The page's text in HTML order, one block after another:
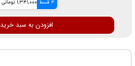
4 قسط 1,341,000 تومانی
افزودن به سبد خرید